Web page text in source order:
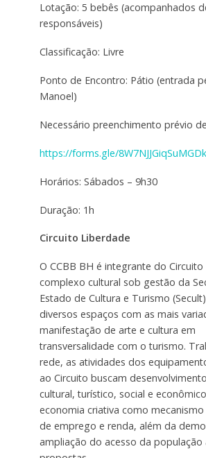
Lotação: 5 bebês (acompanhados
responsáveis)
Classificação: Livre
Ponto de Encontro: Pátio (entrada
Manoel)
Necessário preenchimento prévio
https://forms.gle/
Horários: Sábados – 9h30
Duração: 1h
Circuito Liberdade
O CCBB BH é integrante do
complexo cultural sob gestão da
Estado de Cultura e Turismo
diversos espaços com as mais
manifestação de arte e cultura em
transversalidade com o turismo.
rede, as atividades dos
ao Circuito buscam
cultural, turístico, social e
economia criativa como
de emprego e renda, além da
ampliação do acesso da população